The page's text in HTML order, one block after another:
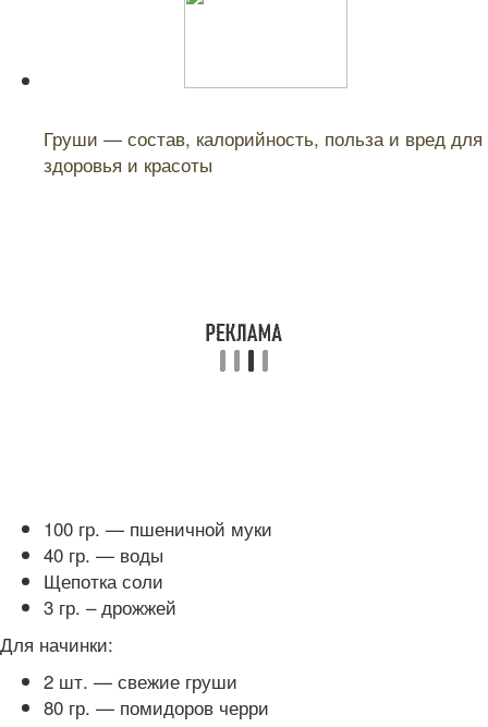
Груши — состав, калорийность, польза и вред для
здоровья и красоты
100 гр. — пшеничной муки
40 гр. — воды
Щепотка соли
3 гр. – дрожжей
Для начинки:
2 шт. — свежие груши
80 гр. — помидоров черри